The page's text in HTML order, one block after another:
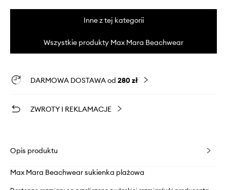
Inne z tej kategorii
Wszystkie produkty Max Mara Beachwear
DARMOWA DOSTAWA od 280 zł
ZWROTY I REKLAMACJE
Opis produktu
Max Mara Beachwear sukienka plażowa